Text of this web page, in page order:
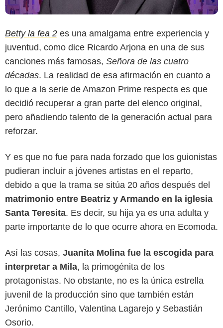
Betty la fea 2 es una amalgama entre experiencia y
juventud, como dice Ricardo Arjona en una de sus
canciones más famosas, Señora de las cuatro
décadas. La realidad de esa afirmación en cuanto a
lo que a la serie de Amazon Prime respecta es que
decidió recuperar a gran parte del elenco original,
pero añadiendo talento de la generación actual para
reforzar.
Y es que no fue para nada forzado que los guionistas
pudieran incluir a jóvenes artistas en el reparto,
debido a que la trama se sitúa 20 años después del
matrimonio entre Beatriz y Armando en la iglesia
Santa Teresita. Es decir, su hija ya es una adulta y
parte importante de lo que ocurre ahora en Ecomoda.
Así las cosas, Juanita Molina fue la escogida para
interpretar a Mila, la primogénita de los
protagonistas. No obstante, no es la única estrella
juvenil de la producción sino que también están
Jerónimo Cantillo, Valentina Lagarejo y Sebastián
Osorio.
Amazon Prime